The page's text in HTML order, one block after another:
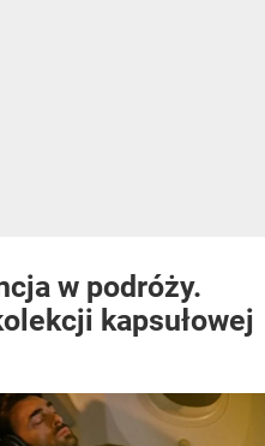
w podróży.
kapsułowej